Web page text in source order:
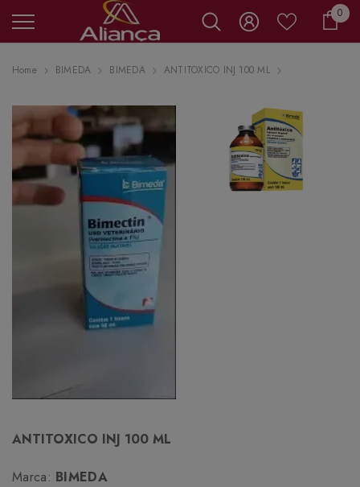
00
Home BIMEDA BIMEDA ANTITOXICO INJ 100 ML
ANTITOXICO INJ 100 ML
Marca: BIMEDA